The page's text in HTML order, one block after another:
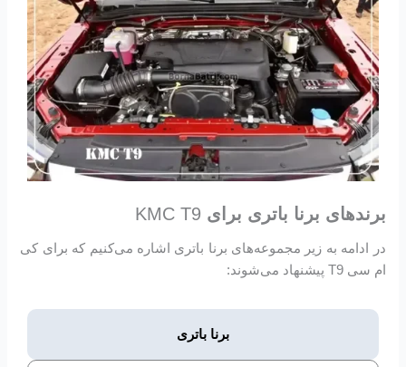
برندهای برنا باتری برای
در ادامه به زیر مجموعه‌های برنا باتری اشاره می‌کنیم که برای کی
ام سی T9 پیشنهاد می‌شوند:
برنا باتری